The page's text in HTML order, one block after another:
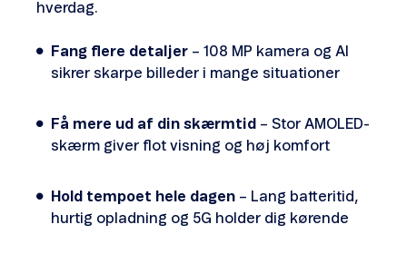
hverdag.
Fang flere detaljer – 108 MP kamera og AI
sikrer skarpe billeder i mange situationer
Få mere ud af din skærmtid – Stor AMOLED-
skærm giver flot visning og høj komfort
Hold tempoet hele dagen – Lang batteritid,
hurtig opladning og 5G holder dig kørende